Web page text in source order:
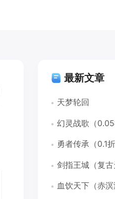
最新文章
天梦轮回
幻灵战歌（0.05
勇者传承（0.1
剑指王城（复古
血饮天下（赤溟